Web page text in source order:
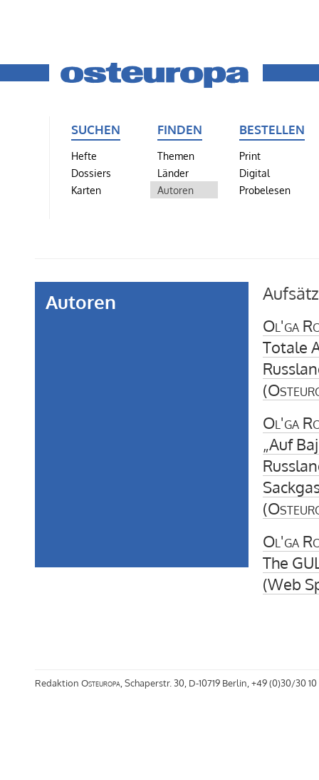
SUCHEN
Hefte
Dossiers
Karten
FINDEN
Themen
Länder
Autoren
BESTELLEN
Print
Digital
Probelesen
Autoren
Ol'ga
Totale
(
Ol'ga
„Auf
(
Ol'ga
The
(Web
Redaktion Osteuropa, Schaperstr. 30, D-10719 Berlin, +49 (0)30/30